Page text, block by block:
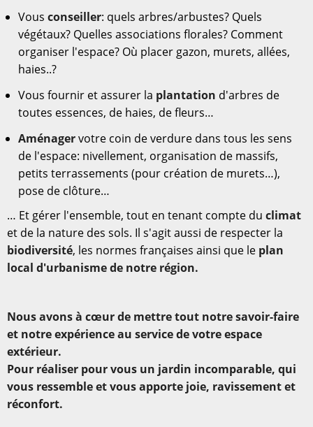
Vous conseiller: quels arbres/arbustes? Quels
végétaux? Quelles associations florales? Comment
organiser l'espace? Où placer gazon, murets, allées,
haies..?
Vous fournir et assurer la plantation d'arbres de
toutes essences, de haies, de fleurs…
Aménagervotre coin de verdure dans tous les sens
de l'espace: nivellement, organisation de massifs,
petits terrassements (pour création de murets…),
pose de clôture…
… Et gérer l'ensemble, tout en tenant compte du climat
et de la nature des sols. Il s'agit aussi de respecter la
biodiversité, les normes françaises ainsi que le plan
local d'urbanisme de notre région.
Nous avons à cœur de mettre tout notre savoir-faire
et notre expérience au service de votre espace
extérieur.
Pour réaliser pour vous un jardin incomparable, qui
vous ressemble et vous apporte joie, ravissement et
réconfort.